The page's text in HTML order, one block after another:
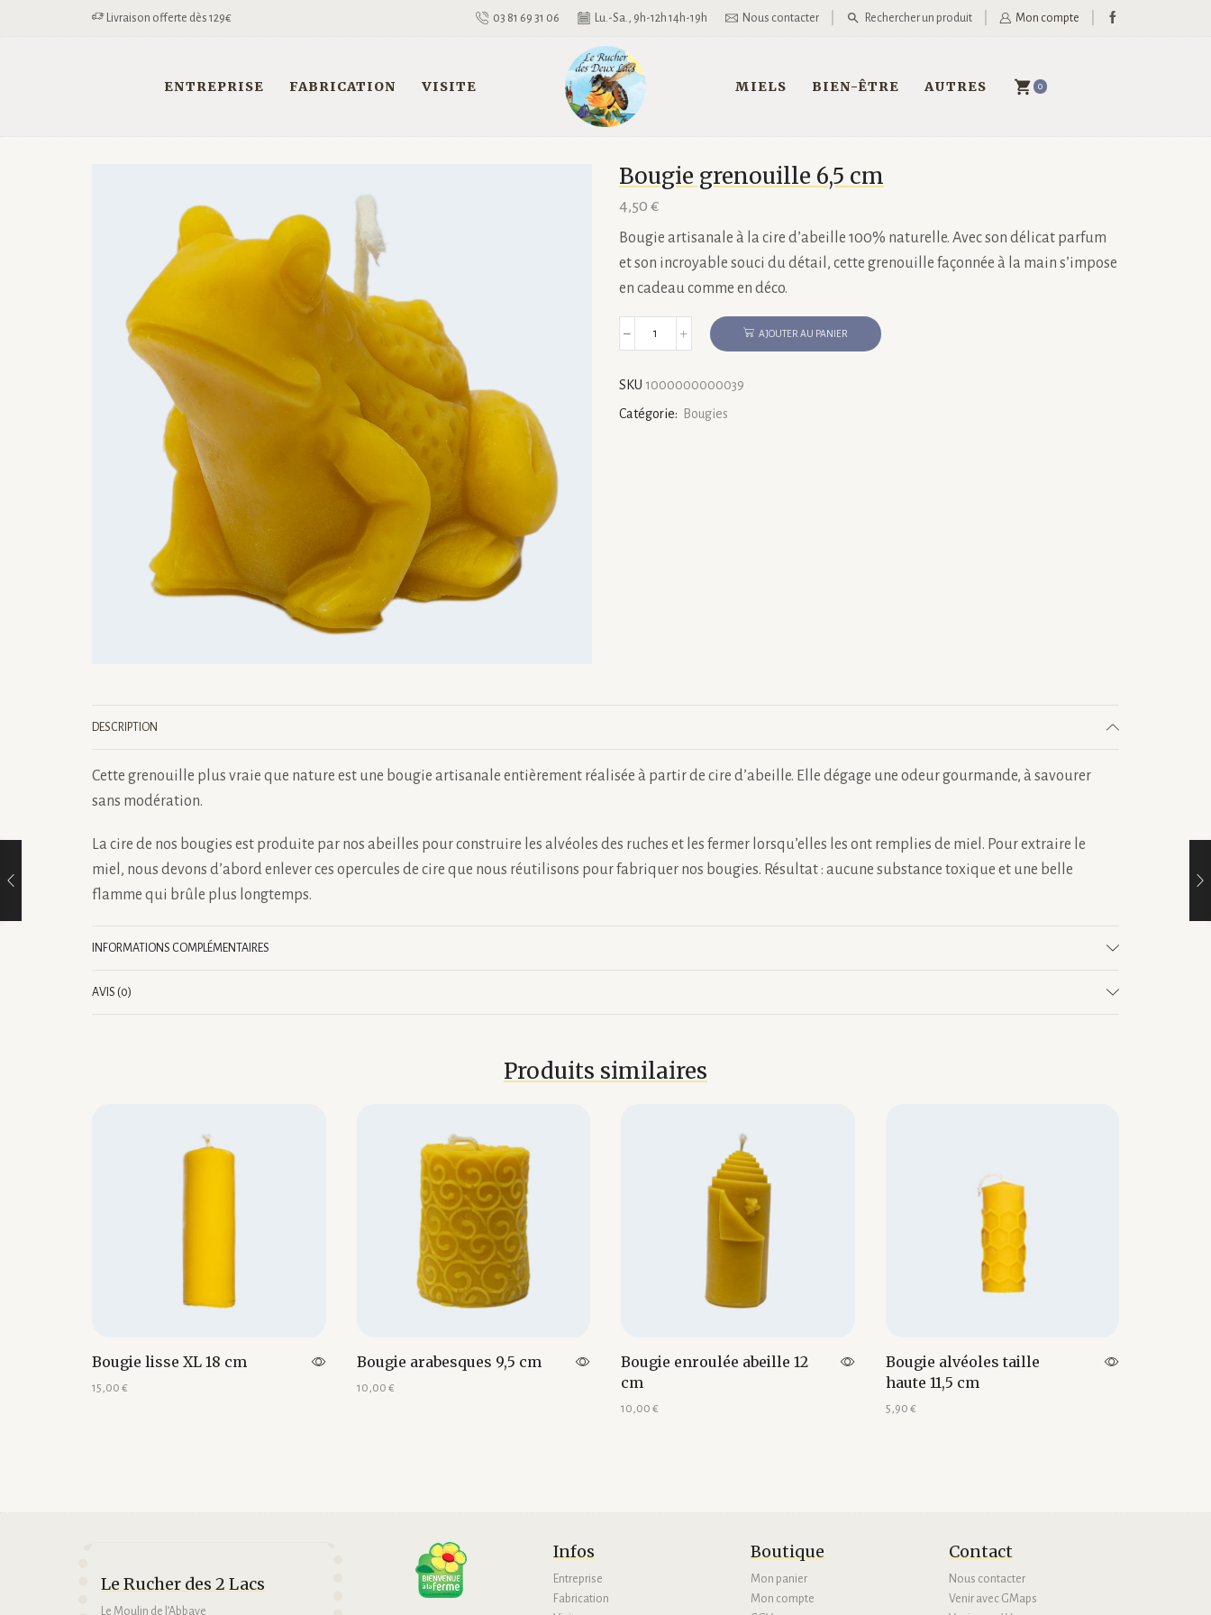
Livraison offerte dès 129€ 03 81 69 31 06 Lu.-Sa., 9h-12h 14h-19h Nous contacter Rechercher un produit Mon compte
ENTREPRISE FABRICATION VISITE MIELS BIEN-ÊTRE AUTRES 0
Bougie grenouille 6,5 cm
4,50 €
Bougie artisanale à la cire d’abeille 100% naturelle. Avec son délicat parfum
et son incroyable souci du détail, cette grenouille façonnée à la main s’impose
en cadeau comme en déco.
quantité
6,5
AJOUTER AU PANIER
SKU 1000000000039
Catégorie:
Bougies
DESCRIPTION
Cette grenouille plus vraie que nature est une bougie artisanale entièrement réalisée à partir de cire d’abeille. Elle dégage une odeur gourmande, à savourer
sans modération.
La cire de nos bougies est produite par nos abeilles pour construire les alvéoles des ruches et les fermer lorsqu’elles les ont remplies de miel. Pour extraire le
miel, nous devons d’abord enlever ces opercules de cire que nous réutilisons pour fabriquer nos bougies. Résultat : aucune substance toxique et une belle
flamme qui brûle plus longtemps.
INFORMATIONS COMPLÉMENTAIRES
AVIS (0)
Produits similaires
Bougie lisse XL 18 cm
15,00 €
Bougie arabesques 9,5 cm
10,00 €
Bougie enroulée abeille 12
cm
10,00 €
Bougie alvéoles taille
haute 11,5 cm
5,90 €
Le Rucher des 2 Lacs
Le Moulin de l’Abbaye
Infos
Entreprise
Fabrication
Boutique
Mon panier
Mon compte
Contact
Nous contacter
Venir avec GMaps